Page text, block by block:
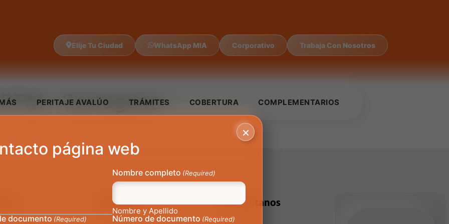
Elije Tu Ciudad WhatsApp MIA Corporativo Trabaja Con Nosotros
:Cartagena
Intranet Contáctanos
PERITAJE AVALÚO TRÁMITES COBERTURA COMPLEMENTARIOS
×
página web
Nombre completo (Required)
Nombre y Apellido
documento (Required) Número de documento (Required)